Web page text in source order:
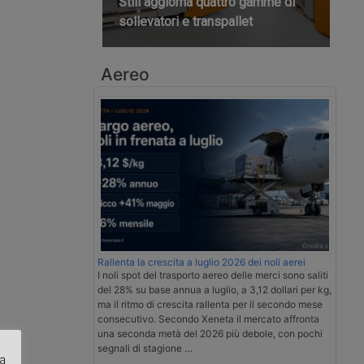
sollevatori e transpallet
Aereo
Rallenta la crescita a luglio 2026 dei noli aerei
I noli spot del trasporto aereo delle merci sono saliti
del 28% su base annua a luglio, a 3,12 dollari per kg,
ma il ritmo di crescita rallenta per il secondo mese
consecutivo. Secondo Xeneta il mercato affronta
una seconda metà del 2026 più debole, con pochi
segnali di stagione …